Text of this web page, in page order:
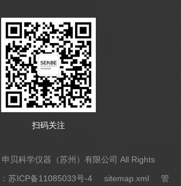
扫码关注
贝科学仪器（苏州）有限公司 All Rights
苏ICP备11085033号-4 sitemap.xml 管